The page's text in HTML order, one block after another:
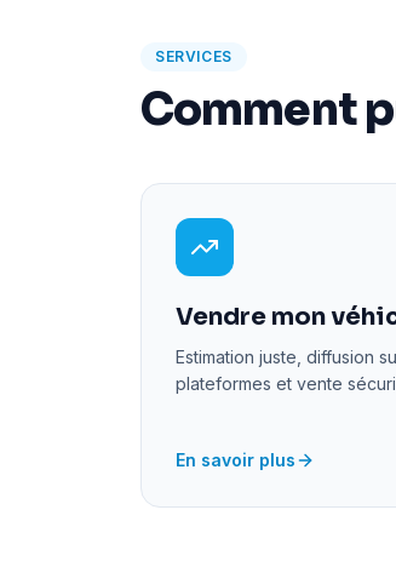
SERVICES
Comment
Vendre mon
Estimation juste, diffusion
plateformes et vente
En savoir plus